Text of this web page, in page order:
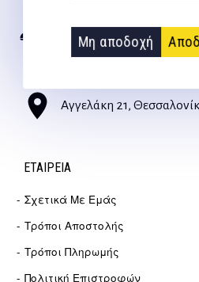
Μη αποδοχή
2310 267108
Αγγελάκη 21,
ΕΤΑΙΡΕΊΑ
Σχετικά Με Εμάς
Τρόποι Αποστολής
Τρόποι Πληρωμής
Πολιτική Επιστροφών